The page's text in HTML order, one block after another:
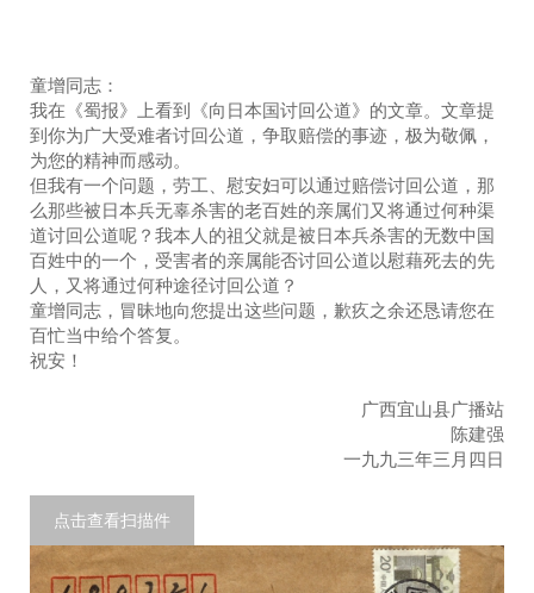
童增同志：
我在《蜀报》上看到《向日本国讨回公道》的文章。文章提
到你为广大受难者讨回公道，争取赔偿的事迹，极为敬佩，
为您的精神而感动。
但我有一个问题，劳工、慰安妇可以通过赔偿讨回公道，那
么那些被日本兵无辜杀害的老百姓的亲属们又将通过何种渠
道讨回公道呢？我本人的祖父就是被日本兵杀害的无数中国
百姓中的一个，受害者的亲属能否讨回公道以慰藉死去的先
人，又将通过何种途径讨回公道？
童增同志，冒昧地向您提出这些问题，歉疚之余还恳请您在
百忙当中给个答复。
祝安！
广西宜山县广播站
陈建强
一九九三年三月四日